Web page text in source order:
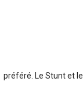
préféré. Le Stunt et le